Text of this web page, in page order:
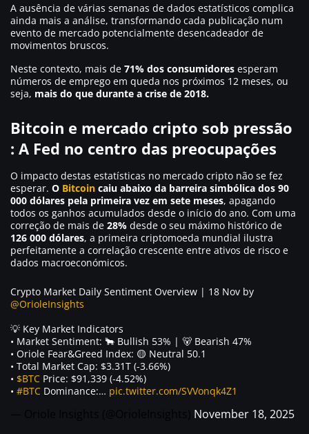
A ausência de várias semanas de dados estatísticos complica
ainda mais a análise, transformando cada publicação num
evento de mercado potencialmente desencadeador de
movimentos bruscos.
Neste contexto, mais de 71% dos consumidores esperam
números de emprego em queda nos próximos 12 meses, ou
seja, mais do que durante a crise de 2018.
Bitcoin e mercado cripto sob pressão
: A Fed no centro das preocupações
O impacto destas estatísticas no mercado cripto não se fez
esperar. O Bitcoin caiu abaixo da barreira simbólica dos 90
000 dólares pela primeira vez em sete meses, apagando
todos os ganhos acumulados desde o início do ano. Com uma
correção de mais de 28% desde o seu máximo histórico de
126 000 dólares, a primeira criptomoeda mundial ilustra
perfeitamente a correlação crescente entre ativos de risco e
dados macroeconómicos.
Crypto Market Daily Sentiment Overview | 18 Nov by
@OrioleInsights
💡 Key Market Indicators
• Market Sentiment: 🐂 Bullish 53% | 🐻 Bearish 47%
• Oriole Fear&Greed Index: 🟡 Neutral 50.1
• Total Market Cap: $3.31T (-3.66%)
• $BTC Price: $91,339 (-4.52%)
• #BTC Dominance:… pic.twitter.com/SVVonqk4Z1
November 18, 2025